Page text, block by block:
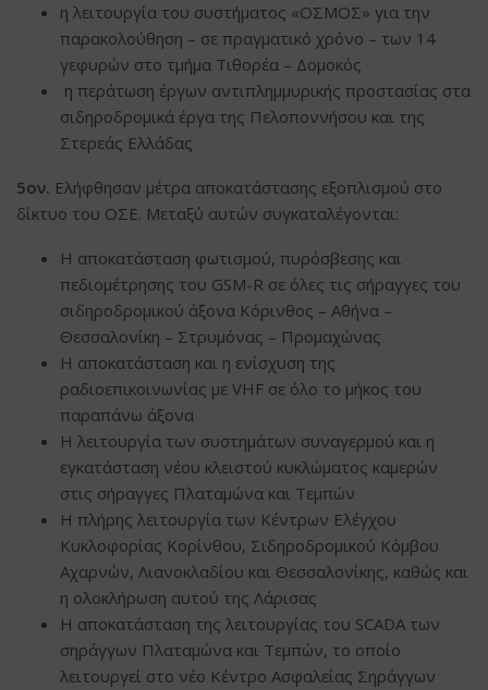
η λειτουργία του συστήματος «ΟΣΜΟΣ» για την
παρακολούθηση – σε πραγματικό χρόνο – των 14
γεφυρών στο τμήμα Τιθορέα – Δομοκός
η περάτωση έργων αντιπλημμυρικής προστασίας στα
σιδηροδρομικά έργα της Πελοποννήσου και της
Στερεάς Ελλάδας
5ον. Ελήφθησαν μέτρα αποκατάστασης εξοπλισμού στο
δίκτυο του ΟΣΕ. Μεταξύ αυτών συγκαταλέγονται:
Η αποκατάσταση φωτισμού, πυρόσβεσης και
πεδιομέτρησης του GSM-R σε όλες τις σήραγγες του
σιδηροδρομικού άξονα Κόρινθος – Αθήνα –
Θεσσαλονίκη – Στρυμόνας – Προμαχώνας
Η αποκατάσταση και η ενίσχυση της
ραδιοεπικοινωνίας με VHF σε όλο το μήκος του
παραπάνω άξονα
Η λειτουργία των συστημάτων συναγερμού και η
εγκατάσταση νέου κλειστού κυκλώματος καμερών
στις σήραγγες Πλαταμώνα και Τεμπών
Η πλήρης λειτουργία των Κέντρων Ελέγχου
Κυκλοφορίας Κορίνθου, Σιδηροδρομικού Κόμβου
Αχαρνών, Λιανοκλαδίου και Θεσσαλονίκης, καθώς και
η ολοκλήρωση αυτού της Λάρισας
Η αποκατάσταση της λειτουργίας του SCADA των
σηράγγων Πλαταμώνα και Τεμπών, το οποίο
λειτουργεί στο νέο Κέντρο Ασφαλείας Σηράγγων